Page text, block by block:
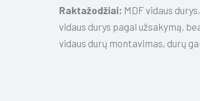
Raktažodžiai: MDF vidaus
vidaus durys pagal užsakymą,
vidaus durų montavimas, durų